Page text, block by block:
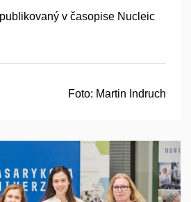
v časopise Nucleic
Foto: Martin Indruch